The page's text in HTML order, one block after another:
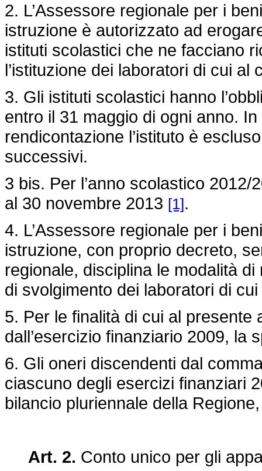
2. L’Assessore regionale per i
istruzione è autorizzato ad
istituti scolastici che ne facciano
l’istituzione dei laboratori di cui al
3. Gli istituti scolastici hanno
entro il 31 maggio di ogni anno.
rendicontazione l’istituto è
successivi.
3 bis. Per l’anno scolastico
al 30 novembre 2013 [1].
4. L’Assessore regionale per i
istruzione, con proprio decreto,
regionale, disciplina le modalità
di svolgimento dei laboratori di
5. Per le finalità di cui al
dall’esercizio finanziario 2009, la
6. Gli oneri discendenti dal
ciascuno degli esercizi finanziari
bilancio pluriennale della
Art. 2. Conto unico per gli